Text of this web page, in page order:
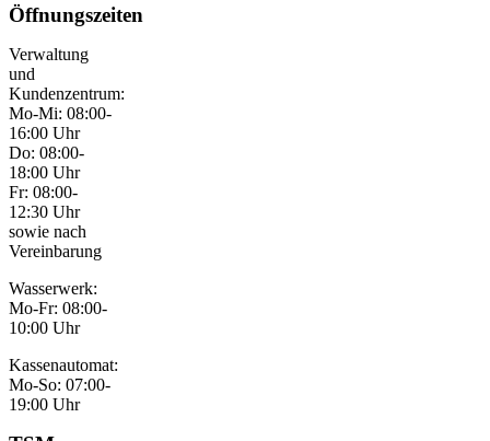
Öffnungszeiten
Verwaltung
und
Kundenzentrum:
Mo-Mi: 08:00-
16:00 Uhr
Do: 08:00-
18:00 Uhr
Fr: 08:00-
12:30 Uhr
sowie nach
Vereinbarung
Wasserwerk:
Mo-Fr: 08:00-
10:00 Uhr
Kassenautomat:
Mo-So: 07:00-
19:00 Uhr